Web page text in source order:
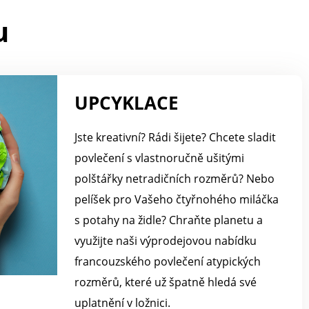
případě se celková výška
nejvyššího bodu písmen
v horní lince po nejnižší
bod písmen ve spodní
lince. Tím je výsledné
písmo nižší, než by tomu
bylo při použití písmen
pouze s horními dotahy.
Doporučení: rubová
strana výšivky je
podložena netkanou
textilií, kterou
doporučujeme odstranit
až po prvním vyprání.
Odstraníte ji
UPCYKLACE
Jste kreativní? Rádi šijete? Chcete sladit
povlečení s vlastnoručně ušitými
polštářky netradičních rozměrů? Nebo
pelíšek pro Vašeho čtyřnohého miláčka
s potahy na židle? Chraňte planetu a
využijte naši výprodejovou nabídku
francouzského povlečení atypických
rozměrů, které už špatně hledá své
uplatnění v ložnici.